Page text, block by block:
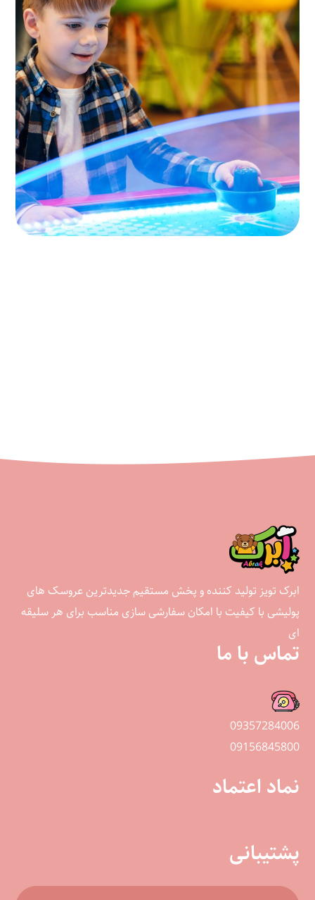
کافه کودکان
اسباب بازی ها
ابرک تویز تولید کننده و پخش مستقیم جدیدترین عروسک های
پولیشی با کیفیت با امکان سفارشی سازی مناسب برای هر سلیقه
ای
تماس با ما
09357284006
09156845800
نماد اعتماد
پشتیبانی